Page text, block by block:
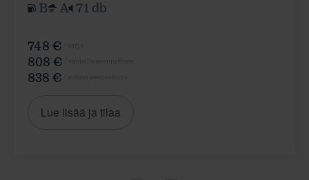
B
A 71 db
748 €
808 €
838 €
Lue lisää ja tilaa